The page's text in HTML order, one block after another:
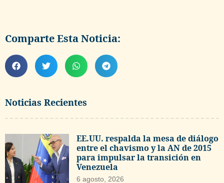
Noticias Recientes
EE.UU. respalda la mesa de diálogo
entre el chavismo y la AN de 2015
para impulsar la transición en
Venezuela
6 agosto, 2026
Comparte Esta Noticia: